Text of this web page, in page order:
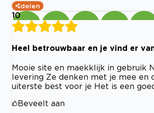
delen
10
Heel betrouwbaar en je vind er
Mooie site en maekklijk in gebruik
levering Ze denken met je mee en
uiterste best voor je Het is een
Beveelt aan